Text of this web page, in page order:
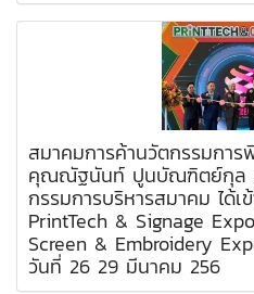
สมาคมการค้านวัตกรรมการ
คุณณัฐนันท์ ปูนบัณฑิตย์กุล
กรรมการบริหารสมาคม ได้เ
PrintTech & Signage
Screen & Embroidery
วันที่ 26 29 มีนาคม 256